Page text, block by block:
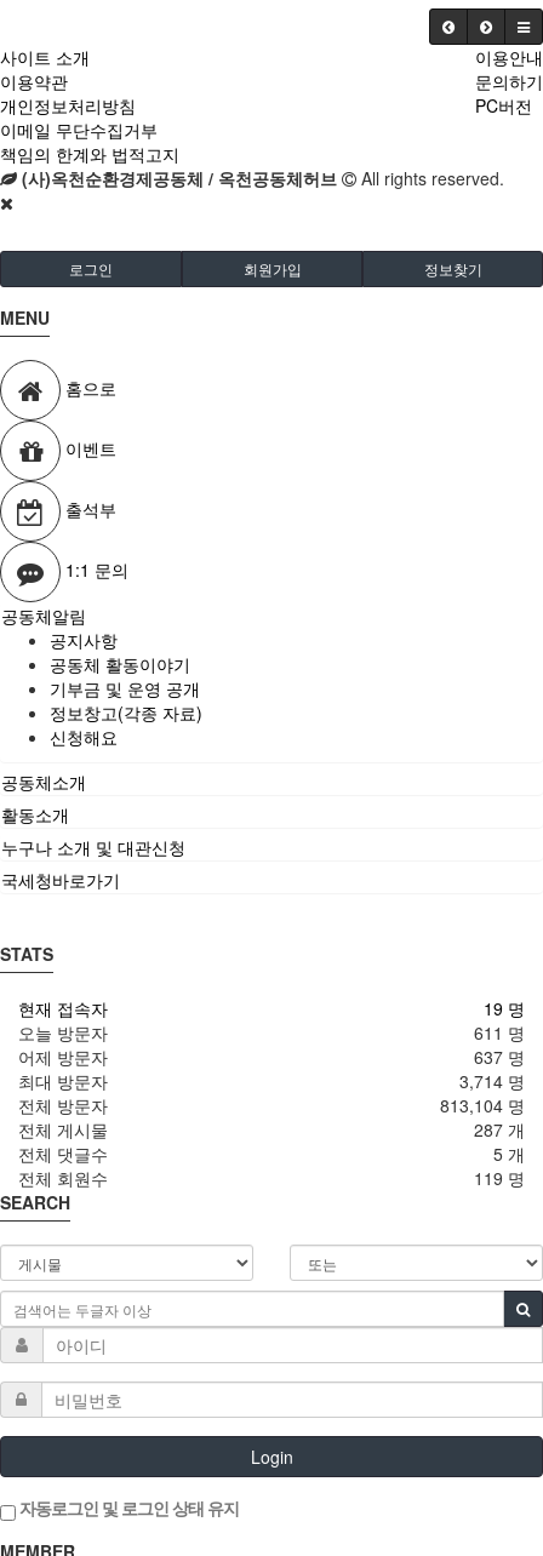
사이트 소개
이용약관
개인정보처리방침
이메일 무단수집거부
책임의 한계와 법적고지
이용안내
문의하기
PC버전
(사)옥천순환경제공동체 / 옥천공동체허브 All rights reserved.
로그인 회원가입 정보찾기
MENU
홈으로
이벤트
출석부
1:1 문의
공동체알림
공지사항
공동체 활동이야기
기부금 및 운영 공개
정보창고(각종 자료)
신청해요
공동체소개
활동소개
누구나 소개 및 대관신청
국세청바로가기
STATS
19 명
현재 접속자
611 명
오늘 방문자
637 명
어제 방문자
3,714 명
최대 방문자
813,104 명
전체 방문자
287 개
전체 게시물
5 개
전체 댓글수
119 명
전체 회원수
SEARCH
Login
자동로그인 및 로그인 상태 유지
MEMBER